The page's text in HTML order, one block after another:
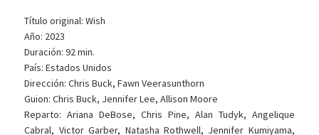
Título original: Wish
Año: 2023
Duración: 92 min.
País: Estados Unidos
Dirección: Chris Buck, Fawn Veerasunthorn
Guion: Chris Buck, Jennifer Lee, Allison Moore
Reparto: Ariana DeBose, Chris Pine, Alan Tudyk, Angelique
Cabral, Victor Garber, Natasha Rothwell, Jennifer Kumiyama,